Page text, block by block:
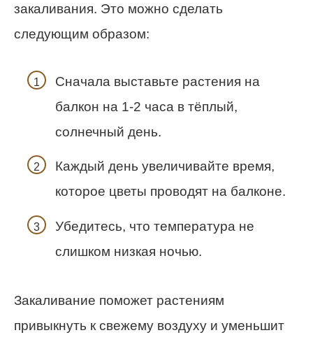
закаливания. Это можно сделать
следующим образом:
Сначала выставьте растения на
балкон на 1-2 часа в тёплый,
солнечный день.
Каждый день увеличивайте время,
которое цветы проводят на балконе.
Убедитесь, что температура не
слишком низкая ночью.
Закаливание поможет растениям
привыкнуть к свежему воздуху и уменьшит